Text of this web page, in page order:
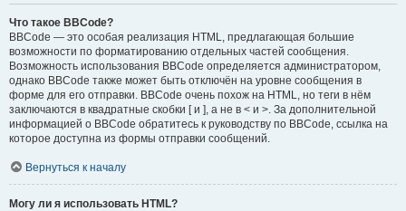
Что такое BBCode?
BBCode — это особая реализация HTML, предлагающая большие
возможности по форматированию отдельных частей сообщения.
Возможность использования BBCode определяется администратором,
однако BBCode также может быть отключён на уровне сообщения в
форме для его отправки. BBCode очень похож на HTML, но теги в нём
заключаются в квадратные скобки [ и ], а не в < и >. За дополнительной
информацией о BBCode обратитесь к руководству по BBCode, ссылка на
которое доступна из формы отправки сообщений.
Вернуться к началу
Могу ли я использовать HTML?